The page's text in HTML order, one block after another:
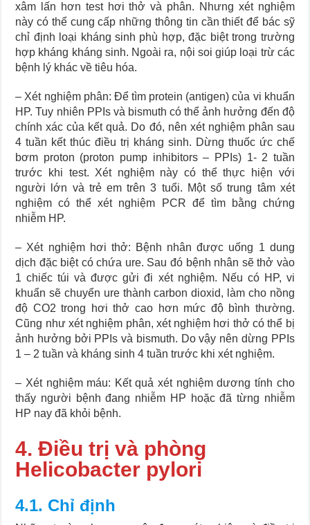
xâm lấn hơn test hơi thở và phân. Nhưng xét nghiệm
này có thể cung cấp những thông tin cần thiết để bác sỹ
chỉ định loại kháng sinh phù hợp, đặc biệt trong trường
hợp kháng kháng sinh. Ngoài ra, nội soi giúp loại trừ các
bệnh lý khác về tiêu hóa.
– Xét nghiệm phân: Để tìm protein (antigen) của vi khuẩn
HP. Tuy nhiên PPIs và bismuth có thể ảnh hưởng đến độ
chính xác của kết quả. Do đó, nên xét nghiệm phân sau
4 tuần kết thúc điều trị kháng sinh. Dừng thuốc ức chế
bơm proton (proton pump inhibitors – PPIs) 1- 2 tuần
trước khi test. Xét nghiệm này có thể thực hiện với
người lớn và trẻ em trên 3 tuổi. Một số trung tâm xét
nghiệm có thể xét nghiệm PCR để tìm bằng chứng
nhiễm HP.
– Xét nghiệm hơi thở: Bệnh nhân được uống 1 dung
dịch đặc biệt có chứa ure. Sau đó bệnh nhân sẽ thở vào
1 chiếc túi và được gửi đi xét nghiệm. Nếu có HP, vi
khuẩn sẽ chuyển ure thành carbon dioxid, làm cho nồng
độ CO2 trong hơi thở cao hơn mức độ bình thường.
Cũng như xét nghiệm phân, xét nghiệm hơi thở có thể bị
ảnh hưởng bởi PPIs và bismuth. Do vậy nên dừng PPIs
1 – 2 tuần và kháng sinh 4 tuần trước khi xét nghiệm.
– Xét nghiệm máu: Kết quả xét nghiệm dương tính cho
thấy người bệnh đang nhiễm HP hoặc đã từng nhiễm
HP nay đã khỏi bệnh.
4. Điều trị và phòng
Helicobacter pylori
4.1. Chỉ định